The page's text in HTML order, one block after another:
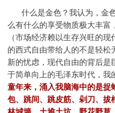
什么是金色？我认为，金
么有什么的享受物质极大丰富
（市场经济赖以生存兴旺的
的西式自由带给人的不是轻
新的忧虑，现代自由的背后
于简单向上的毛泽东时代，我
童年来，涌入我脑海中的是捉
包、跳间、跳皮筋、剁刀、拔